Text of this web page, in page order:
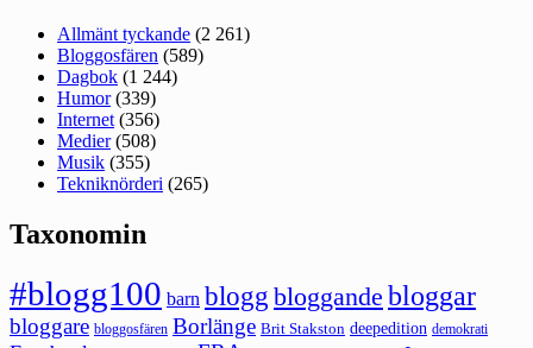
Allmänt tyckande (2 261)
Bloggosfären (589)
Dagbok (1 244)
Humor(339)
Internet (356)
Medier(508)
Musik (355)
Tekniknörderi (265)
Taxonomin
#blogg100 barn blogg bloggande bloggar
bloggare bloggosfären Borlänge Brit Stakston deepedition demokrati